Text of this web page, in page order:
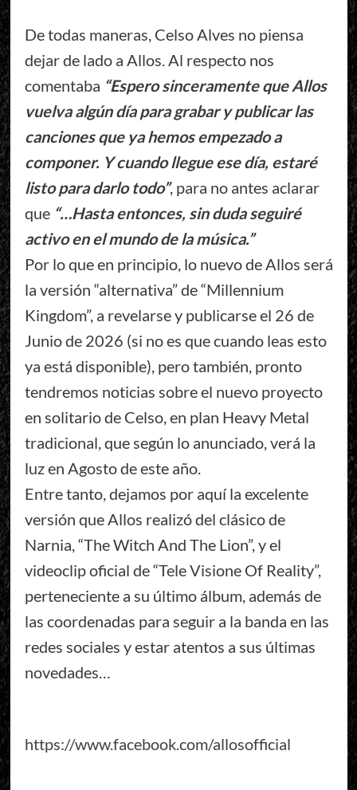
De todas maneras, Celso Alves no piensa
dejar de lado a Allos. Al respecto nos
comentaba “Espero sinceramente que Allos
vuelva algún día para grabar y publicar las
canciones que ya hemos empezado a
componer. Y cuando llegue ese día, estaré
listo para darlo todo”, para no antes aclarar
que “…Hasta entonces, sin duda seguiré
activo en el mundo de la música.”
Por lo que en principio, lo nuevo de Allos será
la versión “alternativa” de “Millennium
Kingdom”, a revelarse y publicarse el 26 de
Junio de 2026 (si no es que cuando leas esto
ya está disponible), pero también, pronto
tendremos noticias sobre el nuevo proyecto
en solitario de Celso, en plan Heavy Metal
tradicional, que según lo anunciado, verá la
luz en Agosto de este año.
Entre tanto, dejamos por aquí la excelente
versión que Allos realizó del clásico de
Narnia, “The Witch And The Lion”, y el
videoclip oficial de “Tele Visione Of Reality”,
perteneciente a su último álbum, además de
las coordenadas para seguir a la banda en las
redes sociales y estar atentos a sus últimas
novedades…
https://www.facebook.com/allosofficial